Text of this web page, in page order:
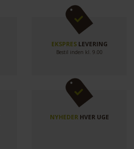
EKSPRESLEVERING
Bestil inden kl. 9.00
NYHEDERHVER UGE